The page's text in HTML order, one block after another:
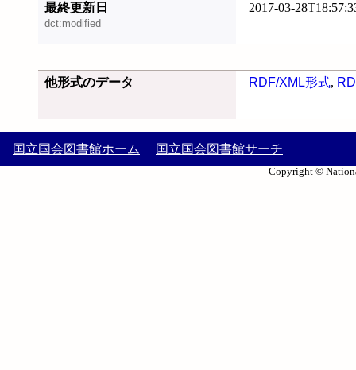
最終更新日
dct:modified
2017-03-
他形式のデータ RDF/XML形式,
国立国会図書館ホーム 国立国会図書館サーチ
Copyright ©